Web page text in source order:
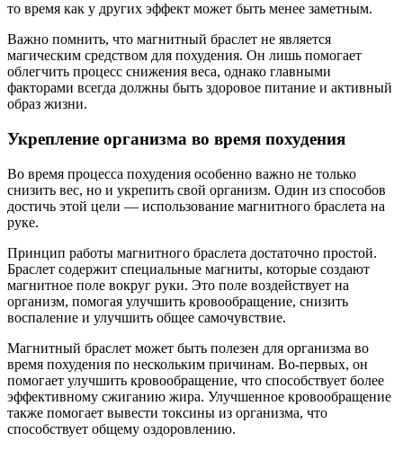
то время как у других эффект может быть менее заметным.
Важно помнить, что магнитный браслет не является
магическим средством для похудения. Он лишь помогает
облегчить процесс снижения веса, однако главными
факторами всегда должны быть здоровое питание и активный
образ жизни.
Укрепление организма во время похудения
Во время процесса похудения особенно важно не только
снизить вес, но и укрепить свой организм. Один из способов
достичь этой цели — использование магнитного браслета на
руке.
Принцип работы магнитного браслета достаточно простой.
Браслет содержит специальные магниты, которые создают
магнитное поле вокруг руки. Это поле воздействует на
организм, помогая улучшить кровообращение, снизить
воспаление и улучшить общее самочувствие.
Магнитный браслет может быть полезен для организма во
время похудения по нескольким причинам. Во-первых, он
помогает улучшить кровообращение, что способствует более
эффективному сжиганию жира. Улучшенное кровообращение
также помогает вывести токсины из организма, что
способствует общему оздоровлению.